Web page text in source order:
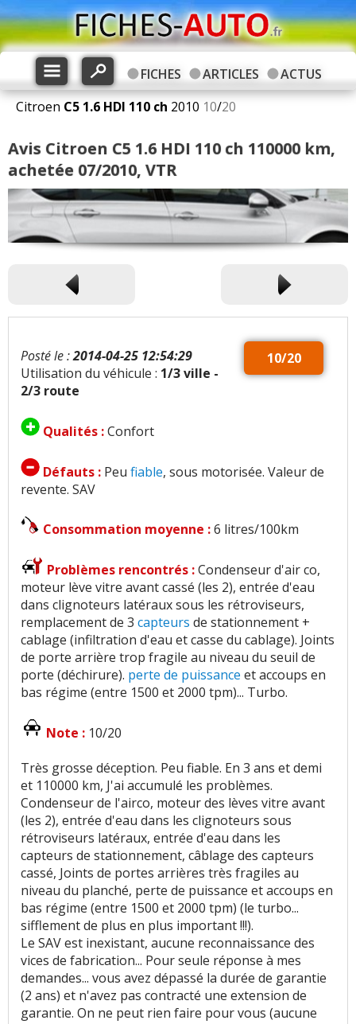
FICHES ARTICLES
ACTUS
Citroen C5 1.6 HDI 110 ch 2010 10/20
Avis Citroen C5 1.6 HDI 110 ch 110000 km,
achetée 07/2010, VTR
10/20
Posté le :2014-04-25 12:54:29
Utilisation du véhicule : 1/3 ville -
2/3 route
Qualités :Confort
Défauts : Peu fiable, sous motorisée. Valeur de
revente. SAV
Consommation moyenne :6 litres/100km
Problèmes rencontrés :Condenseur d'air co,
moteur lève vitre avant cassé (les 2), entrée d'eau
dans clignoteurs latéraux sous les rétroviseurs,
remplacement de 3 capteurs de stationnement +
cablage (infiltration d'eau et casse du cablage). Joints
de porte arrière trop fragile au niveau du seuil de
porte (déchirure). perte de puissance et accoups en
bas régime (entre 1500 et 2000 tpm)... Turbo.
Note : 10/20
Très grosse déception. Peu fiable. En 3 ans et demi
et 110000 km, J'ai accumulé les problèmes.
Condenseur de l'airco, moteur des lèves vitre avant
(les 2), entrée d'eau dans les clignoteurs sous
rétroviseurs latéraux, entrée d'eau dans les
capteurs de stationnement, câblage des capteurs
cassé, Joints de portes arrières très fragiles au
niveau du planché, perte de puissance et accoups en
bas régime (entre 1500 et 2000 tpm) (le turbo...
sifflement de plus en plus important !!!).
Le SAV est inexistant, aucune reconnaissance des
vices de fabrication... Pour seule réponse à mes
demandes... vous avez dépassé la durée de garantie
(2 ans) et n'avez pas contracté une extension de
garantie. On ne peut rien faire pour vous (aucune